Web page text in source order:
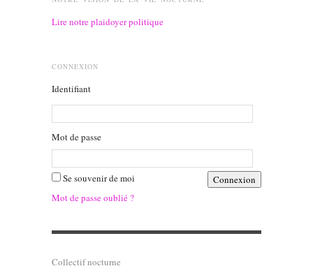
Lire notre plaidoyer politique
CONNEXION
Identifiant
Mot de passe
Se souvenir de moi
Mot de passe oublié ?
Collectif nocturne